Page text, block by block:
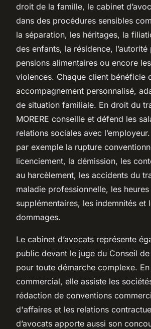
droit de la famille, le cabinet
dans des procédures sensibles
la séparation, les héritages, la
des enfants, la résidence, l’autorité
pensions alimentaires ou encore
violences. Chaque client bénéficie
accompagnement personnalisé,
de situation familiale. En droit du
MORERE conseille et défend les
relations sociales avec
par exemple la rupture
licenciement, la démission, les
au harcèlement, les accidents du
maladie professionnelle, les heures
supplémentaires, les indemnités et
dommages.
Le cabinet d’avocats représente
public devant le juge du Conseil de
pour toute démarche complexe.
commercial, elle assiste les
rédaction de conventions
d'affaires et les relations
d’avocats apporte aussi son